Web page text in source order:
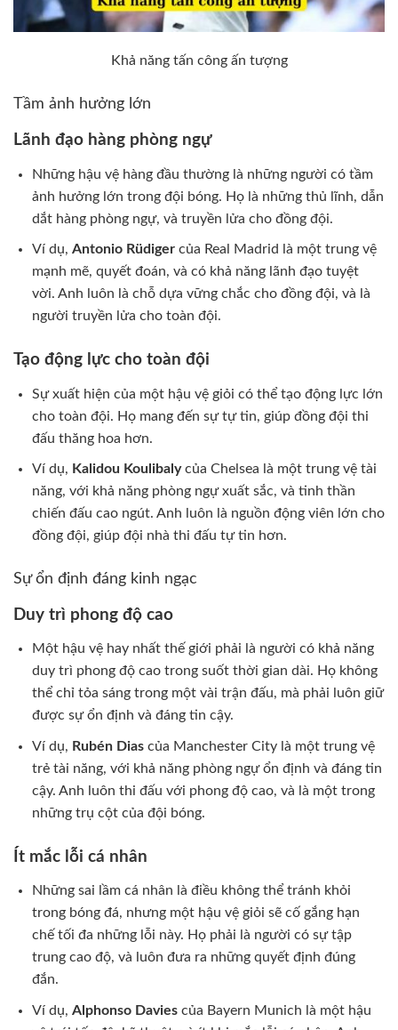
Khả năng tấn công ấn tượng
Tầm ảnh hưởng lớn
Lãnh đạo hàng phòng ngự
Những hậu vệ hàng đầu thường là những người có tầm
ảnh hưởng lớn trong đội bóng. Họ là những thủ lĩnh, dẫn
dắt hàng phòng ngự, và truyền lửa cho đồng đội.
Ví dụ, Antonio Rüdigercủa Real Madrid là một trung vệ
mạnh mẽ, quyết đoán, và có khả năng lãnh đạo tuyệt
vời. Anh luôn là chỗ dựa vững chắc cho đồng đội, và là
người truyền lửa cho toàn đội.
Tạo động lực cho toàn đội
Sự xuất hiện của một hậu vệ giỏi có thể tạo động lực lớn
cho toàn đội. Họ mang đến sự tự tin, giúp đồng đội thi
đấu thăng hoa hơn.
Ví dụ, Kalidou Koulibalycủa Chelsea là một trung vệ tài
năng, với khả năng phòng ngự xuất sắc, và tinh thần
chiến đấu cao ngút. Anh luôn là nguồn động viên lớn cho
đồng đội, giúp đội nhà thi đấu tự tin hơn.
Sự ổn định đáng kinh ngạc
Duy trì phong độ cao
Một hậu vệ hay nhất thế giới phải là người có khả năng
duy trì phong độ cao trong suốt thời gian dài. Họ không
thể chỉ tỏa sáng trong một vài trận đấu, mà phải luôn giữ
được sự ổn định và đáng tin cậy.
Ví dụ, Rubén Diascủa Manchester City là một trung vệ
trẻ tài năng, với khả năng phòng ngự ổn định và đáng tin
cậy. Anh luôn thi đấu với phong độ cao, và là một trong
những trụ cột của đội bóng.
Ít mắc lỗi cá nhân
Những sai lầm cá nhân là điều không thể tránh khỏi
trong bóng đá, nhưng một hậu vệ giỏi sẽ cố gắng hạn
chế tối đa những lỗi này. Họ phải là người có sự tập
trung cao độ, và luôn đưa ra những quyết định đúng
đắn.
Ví dụ, Alphonso Daviescủa Bayern Munich là một hậu